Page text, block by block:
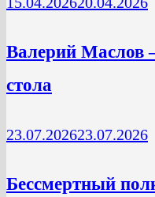
Валерий Маслов
стола
23.07.202623.07.2026
Бессмертный